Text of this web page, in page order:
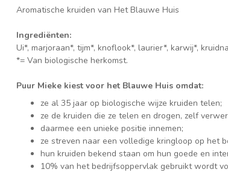
Aromatische kruiden van Het Blauwe Huis
Ingrediënten:
Ui*, marjoraan*, tijm*, knoflook*, laurier*, karwij*,
*= Van biologische herkomst.
Puur Mieke kiest voor het Blauwe Huis omdat:
ze al 35 jaar op biologische wijze kruiden telen;
ze de kruiden die ze telen en drogen, zelf
daarmee een unieke positie innemen;
ze streven naar een volledige kringloop op het
hun kruiden bekend staan om hun goede en
10% van het bedrijfsoppervlak gebruikt wordt